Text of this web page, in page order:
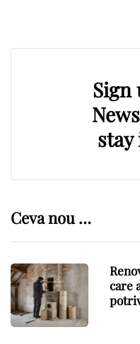
Sign
Ceva nou …
care